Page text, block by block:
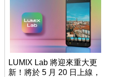
LUMIX Lab 將迎來重大更
新！將於 5 月 20 日上線，